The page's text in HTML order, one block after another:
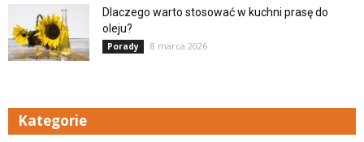
Dlaczego warto stosować w kuchni prasę do
oleju?
Porady 8 marca 2026
Kategorie